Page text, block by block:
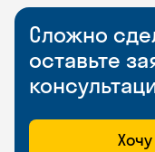
Сложно
оставьте